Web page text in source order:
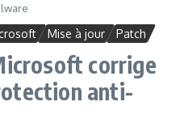
Mise à jour Patch
corrige
anti-